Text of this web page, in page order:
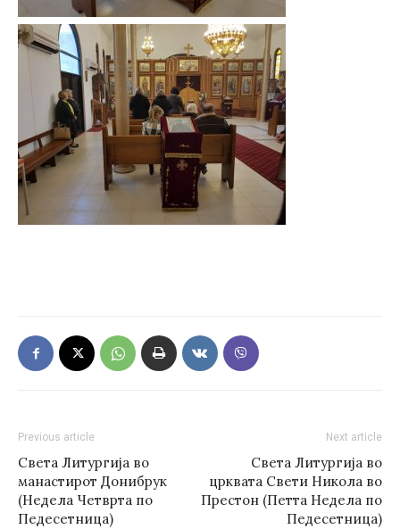
Previous article
Света Литургија во
манастирот Донибрук
(Недела Четврта по
Педесетница)
Next article
Света Литургија во
црквата Свети Никола во
Престон (Петта Недела по
Педесетница)